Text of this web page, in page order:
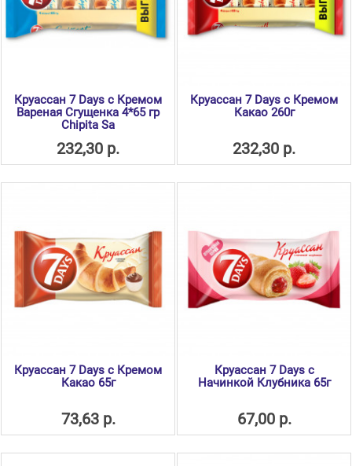
Круассан 7 Days с Кремом
Вареная Сгущенка 4*65 гр
Chipita Sa
232,30 р.
Круассан 7 Days с Кремом
Какао 260г
232,30 р.
Круассан 7 Days с Кремом
Какао 65г
73,63 р.
Круассан 7 Days с
Начинкой Клубника 65г
67,00 р.